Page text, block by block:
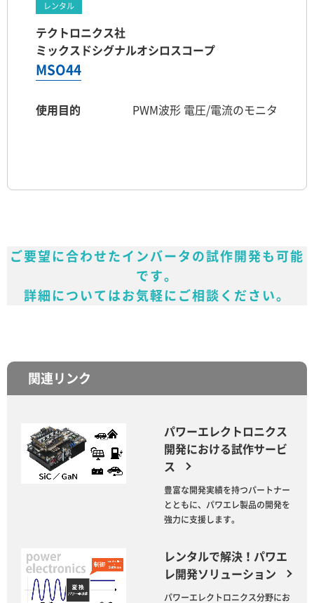
レンタル
テクトロニクス社
ミックスドシグナルオシロスコープ
MSO44
使用目的 PWM波形 電圧/電流のモニタ
ご要望に合わせたインバータの試作開発も可能
です。
詳細についてはお気軽にご相談ください。
関連リンク
パワーエレクトロニクス
開発における試作サービ
ス
豊富な開発実績を持つパートナー
とともに、パワエレ製品の開発を
強力に支援します。
レンタルで解決！パワエ
レ開発ソリューション
パワーエレクトロニクス分野にお